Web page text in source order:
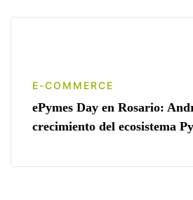
E-COMMERCE
ePymes Day en Rosario:
crecimiento del ecosistema